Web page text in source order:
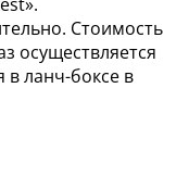
Стоимость
осуществляется
в ланч-боксе в